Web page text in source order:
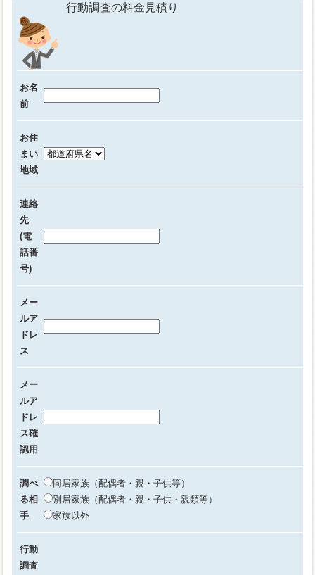
行動調査の料金見積り
お名
前
お住
まい
地域
連絡
先
(電
話番
号)
メー
ルア
ドレ
ス
メー
ルア
ドレ
ス確
認用
調べ
る相
手
同居家族（配偶者・親・子供等）
別居家族（配偶者・親・子供・親類等）
家族以外
行動
調査